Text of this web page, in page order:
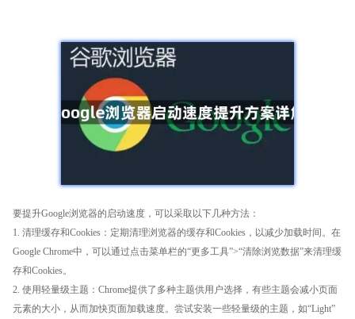
要提升Google浏览器的启动速度，可以采取以下几种方法：
1. 清理缓存和Cookies：定期清理浏览器的缓存和Cookies，以减少加载时间。在
Google Chrome中，可以通过点击菜单栏的“更多工具”>“清除浏览数据”来清理缓
存和Cookies。
2. 使用轻量级主题：Chrome提供了多种主题供用户选择，有些主题会减小页面
元素的大小，从而加快页面加载速度。尝试安装一些轻量级的主题，如“Light”